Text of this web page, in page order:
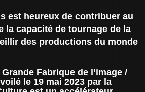
est heureux de contribuer au
la capacité de tournage de la
des productions du monde
Fabrique de l’image /
le 19 mai 2023 par la